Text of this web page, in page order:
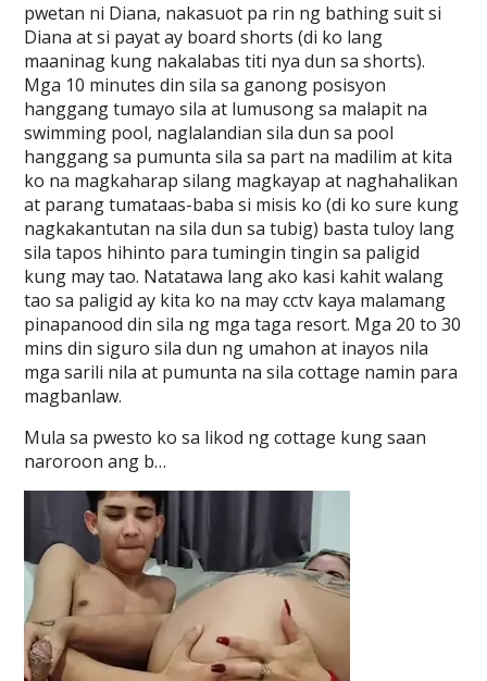
pwetan ni Diana, nakasuot pa rin ng bathing suit si
Diana at si payat ay board shorts (di ko lang
maaninag kung nakalabas titi nya dun sa shorts).
Mga 10 minutes din sila sa ganong posisyon
hanggang tumayo sila at lumusong sa malapit na
swimming pool, naglalandian sila dun sa pool
hanggang sa pumunta sila sa part na madilim at kita
ko na magkaharap silang magkayap at naghahalikan
at parang tumataas-baba si misis ko (di ko sure kung
nagkakantutan na sila dun sa tubig) basta tuloy lang
sila tapos hihinto para tumingin tingin sa paligid
kung may tao. Natatawa lang ako kasi kahit walang
tao sa paligid ay kita ko na may cctv kaya malamang
pinapanood din sila ng mga taga resort. Mga 20 to 30
mins din siguro sila dun ng umahon at inayos nila
mga sarili nila at pumunta na sila cottage namin para
magbanlaw.
Mula sa pwesto ko sa likod ng cottage kung saan
naroroon ang b…